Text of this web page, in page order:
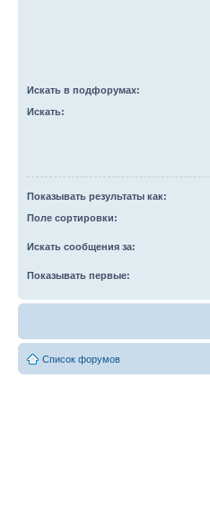
Искать в подфорумах:
Искать:
Показывать результаты как:
Поле сортировки:
Искать сообщения за:
Показывать первые:
Список форумов